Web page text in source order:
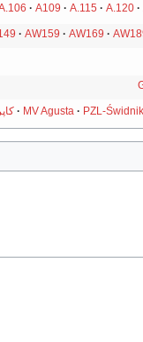
A109 A.115 A.120
AW159 AW169
MV Agusta PZL-Świdnik